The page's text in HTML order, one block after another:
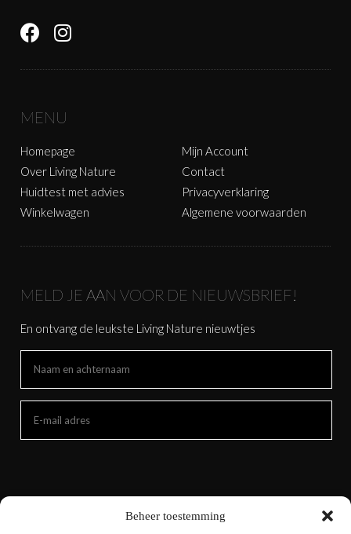
Beheer toestemming
MENU
Homepage
Over Living Nature
Huidtest met advies
Winkelwagen
Mijn Account
Contact
Privacyverklaring
Algemene voorwaarden
MELD JE AAN VOOR DE NIEUWSBRIEF!
En ontvang de leukste Living Nature nieuwtjes